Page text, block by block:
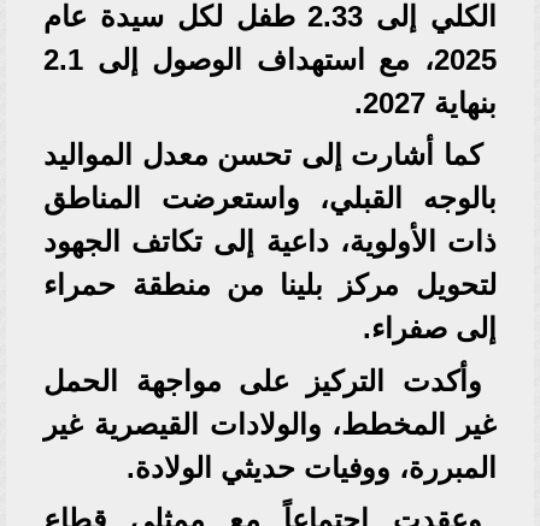
الكلي إلى 2.33 طفل لكل سيدة عام
2025، مع استهداف الوصول إلى 2.1
بنهاية 2027.
كما أشارت إلى تحسن معدل المواليد
بالوجه القبلي، واستعرضت المناطق
ذات الأولوية، داعية إلى تكاتف الجهود
لتحويل مركز بلينا من منطقة حمراء
إلى صفراء.
وأكدت التركيز على مواجهة الحمل
غير المخطط، والولادات القيصرية غير
المبررة، ووفيات حديثي الولادة.
وعقدت اجتماعاً مع ممثلي قطاع